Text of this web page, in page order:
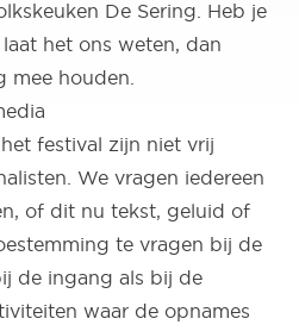
De Sering. Heb je
het ons weten, dan
mee houden.
festival zijn niet vrij
We vragen iedereen
of dit nu tekst, geluid of
te vragen bij de
de ingang als bij de
waar de opnames